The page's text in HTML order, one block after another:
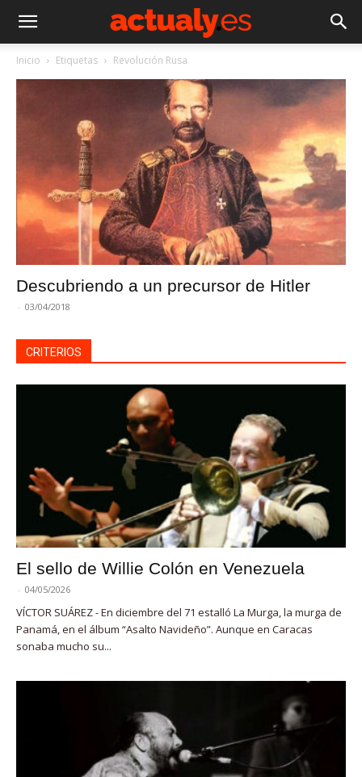
Inicio Etiquetas Revolución Rusa
Descubriendo a un precursor de Hitler
- 03/04/2018
CRITERIOS
El sello de Willie Colón en Venezuela
- 04/05/2026
VÍCTOR SUÁREZ - En diciembre del 71 estalló La Murga, la murga de
Panamá, en el álbum “Asalto Navideño”. Aunque en Caracas
sonaba mucho su...